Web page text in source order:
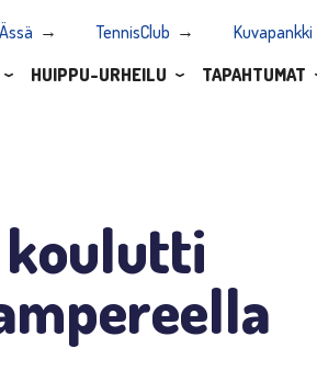
TennisClub Kuvapankki
HUIPPU-URHEILU TAPAHTUMAT
koulutti